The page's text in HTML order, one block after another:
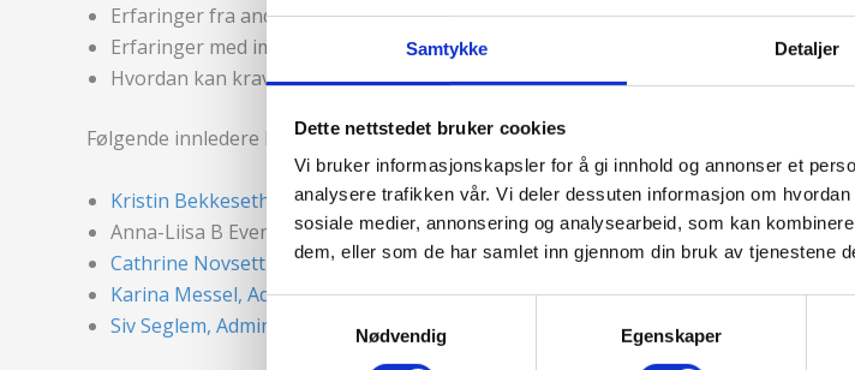
Samtykke Detaljer
Dette nettstedet bruker cookies
Vi bruker informasjonskapsler for å gi innhold og annonser et
analysere trafikken vår. Vi deler dessuten informasjon om
sosiale medier, annonsering og analysearbeid, som kan
dem, eller som de har samlet inn gjennom din bruk av tjenestene
Samtykkevalg
Nødvendig
Egenskaper
Erfaringer fra andre land
Erfaringer med implementering av nytt regelverk
Hvordan kan kravet til etterutdanning oppfylles?
Følgende innledere bidro:
Kristin Bekkeseth, Partner, EY
Anna-Liisa B Evensen, Manager EY
Cathrine Novsett, Advokat, Gjensidige
Karina Messel, Advokat, if
Siv Seglem, Administrerende direktør, FinAut